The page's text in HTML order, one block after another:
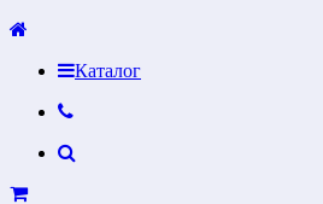
Каталог